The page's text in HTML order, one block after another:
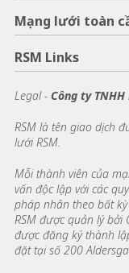
Mạng lưới toàn
RSM Links
Legal - Công ty
RSM là tên giao dịch
lưới RSM.
Mỗi thành viên của
vấn độc lập với các
pháp nhân theo bất
RSM được quản lý bởi
được đăng ký thành
đặt tại số 200